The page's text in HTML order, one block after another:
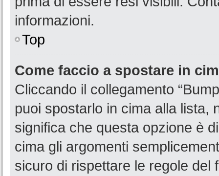
informazioni.
Top
Come faccio a spostare in
Cliccando il collegamento
puoi spostarlo in cima alla lista,
significa che questa opzione è
cima gli argomenti
sicuro di rispettare le regole del